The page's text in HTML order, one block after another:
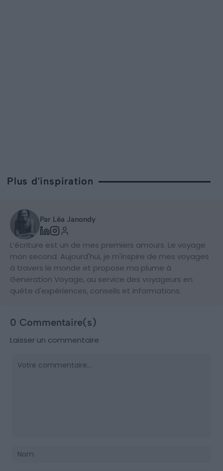
Plus d'inspiration
Par Léa Janondy
L’écriture est un de mes premiers amours. Le voyage
mon second. Aujourd'hui, je m'inspire de mes voyages
à travers le monde et propose ma plume à
Generation Voyage, au service des voyageurs en
quête d'expériences, conseils et informations.
0 Commentaire(s)
Laisser un commentaire